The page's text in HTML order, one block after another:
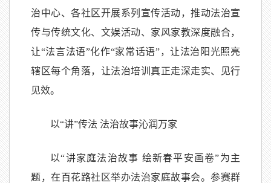
治中心、各社区开展系列宣传活动，推动法治宣
传与传统文化、文娱活动、家风家教深度融合，
让“法言法语”化作“家常话语”，让法治阳光照亮
辖区每个角落，让法治培训真正走深走实、见行
见效。
以“讲”传法 法治故事沁润万家
以“讲家庭法治故事 绘新春平安画卷”为主
题，在百花路社区举办法治家庭故事会。参赛群